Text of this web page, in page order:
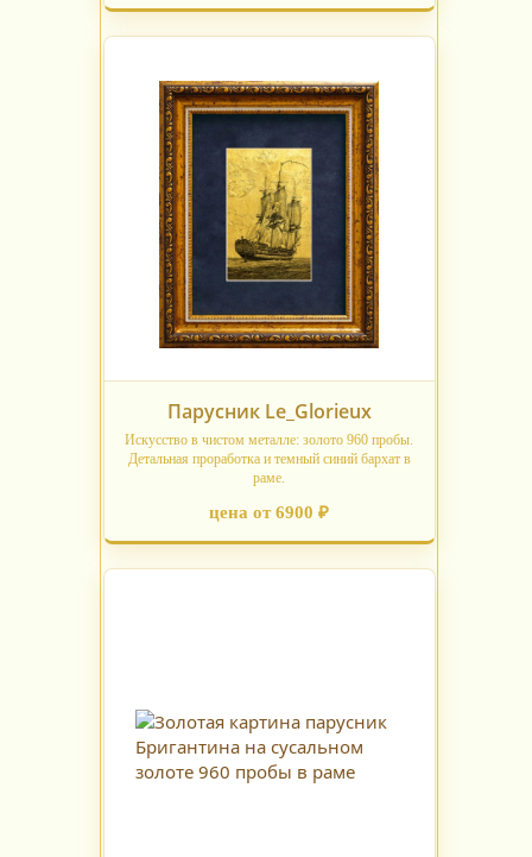
Парусник Le_Glorieux
Искусство в чистом металле: золото 960 пробы.
Детальная проработка и темный синий бархат в
раме.
цена от 6900 ₽